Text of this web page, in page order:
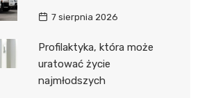
7 sierpnia 2026
Profilaktyka, która może
uratować życie
najmłodszych